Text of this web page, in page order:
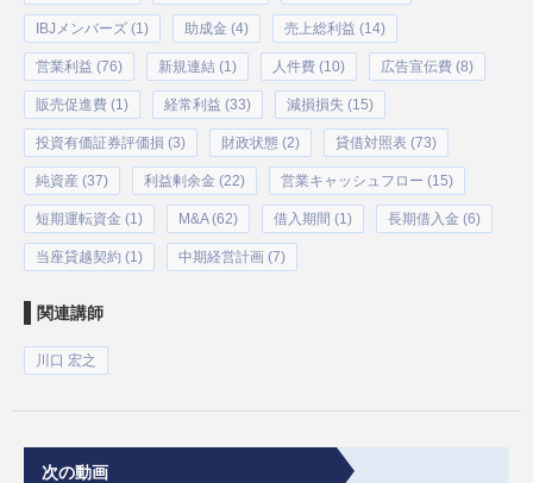
IBJメンバーズ (1) 助成金 (4) 売上総利益 (14)
営業利益 (76) 新規連結 (1) 人件費 (10) 広告宣伝費 (8)
販売促進費 (1) 経常利益 (33) 減損損失 (15)
投資有価証券評価損 (3) 財政状態 (2) 貸借対照表 (73)
純資産 (37) 利益剰余金 (22) 営業キャッシュフロー (15)
短期運転資金 (1) M&A (62) 借入期間 (1) 長期借入金 (6)
当座貸越契約 (1) 中期経営計画 (7)
関連講師
川口 宏之
次の動画